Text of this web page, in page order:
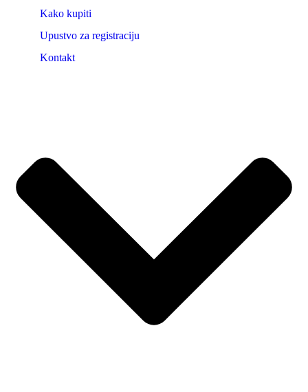
Kako kupiti
Upustvo za registraciju
Kontakt